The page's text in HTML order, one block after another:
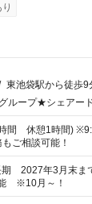
東池袋駅から徒歩9
ループ★シェアー
間 休憩1時間)
ご相談可能！
2027年3月末ま
※10月～！